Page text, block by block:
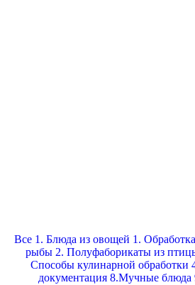
Все 1. Блюда из овощей 1.
рыбы 2. Полуфаборикаты из
Способы кулинарной обработки
документация 8.Мучные блюда